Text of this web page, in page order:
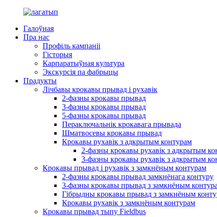
Галоўная
Пра нас
Профіль кампаніі
Гісторыя
Карпаратыўная культура
Экскурсія па фабрыцы
Прадукты
Лічбавы крокавы прывад і рухавік
2-фазны крокавы прывад
3-фазны крокавы прывад
5-фазны крокавы прывад
Пераключальнік крокавага прывада
Шматвосевы крокавы прывад
Крокавы рухавік з адкрытым контурам
2-фазны крокавы рухавік з адкрытым
3-фазны крокавы рухавік з адкрытым
Крокавы прывад і рухавік з замкнёным контурам
2-фазны крокавы прывад замкнёнага контуру
3-фазны крокавы прывад з замкнёным
Гібрыдны крокавы прывад з замкнёным
Крокавы рухавік з замкнёным контурам
Крокавы прывад тыпу Fieldbus